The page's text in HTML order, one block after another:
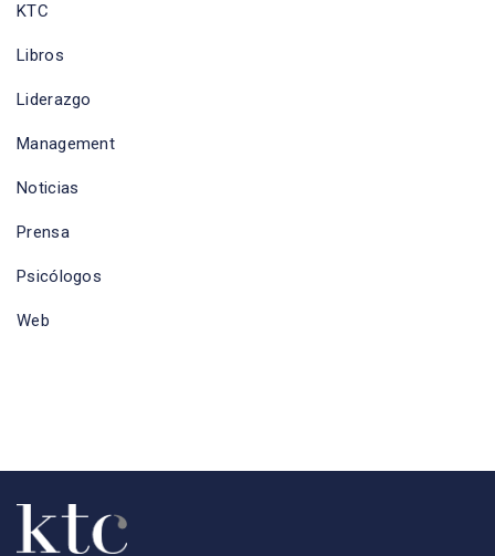
KTC
Libros
Liderazgo
Management
Noticias
Prensa
Psicólogos
Web